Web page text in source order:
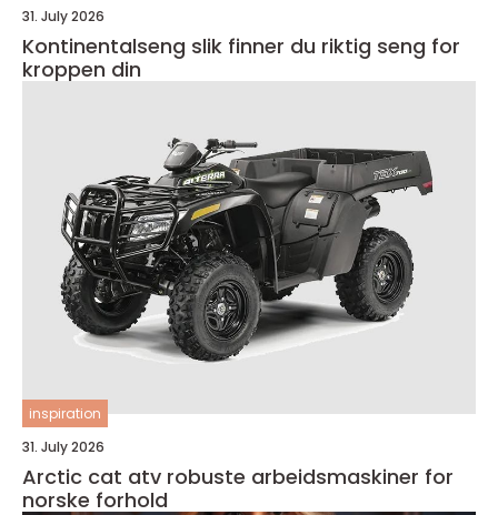
31. July 2026
Kontinentalseng slik finner du riktig seng for
kroppen din
inspiration
31. July 2026
Arctic cat atv robuste arbeidsmaskiner for
norske forhold